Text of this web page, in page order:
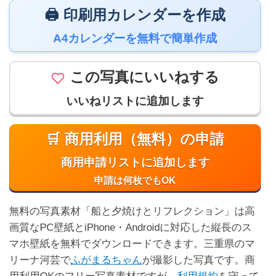
🖨️ 印刷用カレンダーを作成
A4カレンダーを無料で簡単作成
この写真にいいねする
いいねリストに追加します
🛒 商用利用（無料）の申請
商用申請リストに追加します
申請は何枚でもOK
無料の写真素材「船と夕焼けとリフレクション」は高
画質なPC壁紙とiPhone・Androidに対応した縦長のス
マホ壁紙を無料でダウンロードできます。三重県のマ
リーナ河芸でふがまるちゃんが撮影した写真です。商